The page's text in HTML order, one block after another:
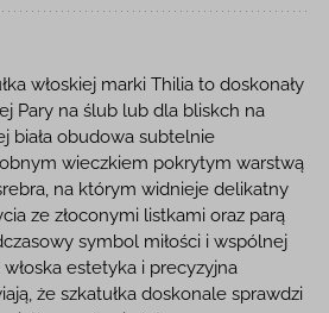
włoskiej marki Thilia to doskonały
Pary na ślub lub dla bliskch na
biała obudowa subtelnie
wieczkiem pokrytym warstwą
na którym widnieje delikatny
ze złoconymi listkami oraz parą
symbol miłości i wspólnej
estetyka i precyzyjna
że szkatułka doskonale sprawdzi